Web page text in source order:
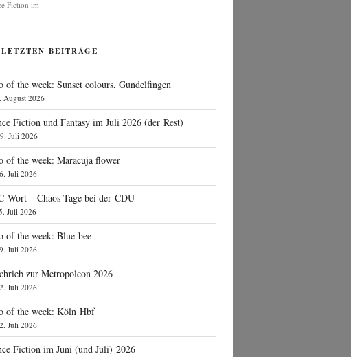
Fiction im
BEITRÄGE
of the week: Sunset colours, Gundelfingen
August 2026
Fiction und Fantasy im Juli 2026 (der Rest)
Juli 2026
of the week: Maracuja flower
Juli 2026
– Chaos-Tage bei der CDU
Juli 2026
of the week: Blue bee
Juli 2026
zur Metropolcon 2026
Juli 2026
of the week: Köln Hbf
Juli 2026
Fiction im Juni (und Juli) 2026